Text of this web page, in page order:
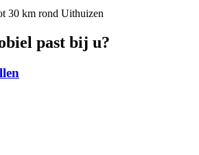
30 km rond Uithuizen
past bij u?